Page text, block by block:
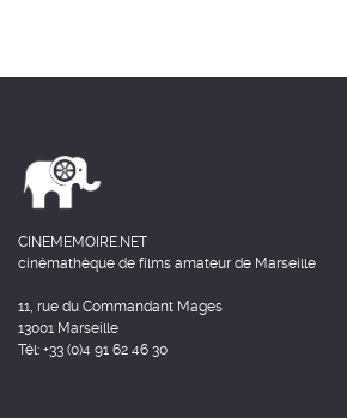
CINEMEMOIRE.NET
cinémathèque de films amateur de Marseille
11, rue du Commandant Mages
13001 Marseille
Tél: +33 (0)4 91 62 46 30